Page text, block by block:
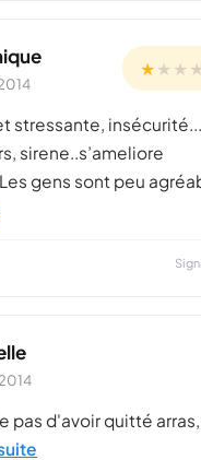
★★ ★ ★
stressante,
sirene..s’ameliore
gens sont peu
pas d'avoir quitté arras,